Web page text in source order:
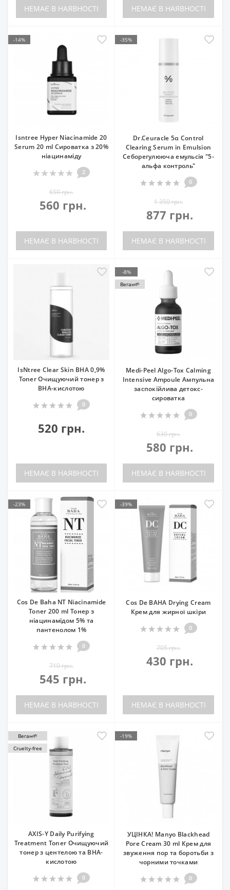
НЕМАЄ В НАЯВНОСТІ НЕМАЄ В НАЯВНОСТІ
-14%
Isntree Hyper Niacinamide 20
Serum 20 ml Сироватка з 20%
ніацинаміду
2
650 грн.
560 грн.
НЕМАЄ В НАЯВНОСТІ
-35%
Dr.Ceuracle 5α Control
Clearing Serum in Emulsion
Себорегулююча емульсія "5-
альфа контроль"
0
1 350 грн.
877 грн.
НЕМАЄ В НАЯВНОСТІ
IsNtree Clear Skin BHA 0,9%
Toner Очищуючий тонер з
BHA-кислотою
0
520 грн.
НЕМАЄ В НАЯВНОСТІ
-8%
Веган🌱
Medi-Peel Algo-Tox Calming
Intensive Ampoule Ампульна
заспокійлива детокс-
сироватка
0
630 грн.
580 грн.
НЕМАЄ В НАЯВНОСТІ
-23%
Cos De Baha NT Niacinamide
Toner 200 ml Тонер з
ніацинамідом 5% та
пантенолом 1%
0
710 грн.
545 грн.
НЕМАЄ В НАЯВНОСТІ
-39%
Cos De BAHA Drying Cream
Крем для жирної шкіри
0
705 грн.
430 грн.
НЕМАЄ В НАЯВНОСТІ
Веган🌱
Cruelty-free
AXIS-Y Daily Purifying
Treatment Toner Очищуючий
тонер з центелою та ВНА-
кислотою
0
-19%
УЦІНКА! Manyo Blackhead
Pore Cream 30 ml Крем для
звуження пор та боротьби з
чорними точками
0